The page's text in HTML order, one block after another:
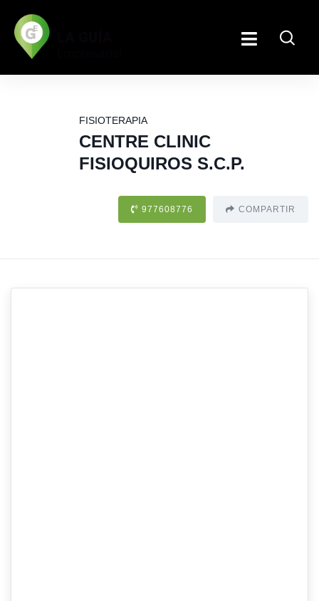
FISIOTERAPIA
CENTRE CLINIC
FISIOQUIROS S.C.P.
977608776 COMPARTIR